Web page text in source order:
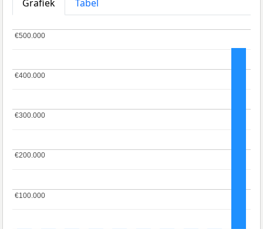
Grafiek
Tabel
€100.000
€100.000
€200.000
€200.000
€300.000
€300.000
€400.000
€400.000
€500.000
€500.000